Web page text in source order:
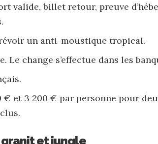
valide, billet retour, preuve
un anti-moustique tropical.
Le change s’effectue dans les
€ et 3 200 € par personne pour
granit et jungle